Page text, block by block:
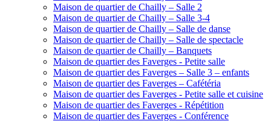
Maison de quartier de Chailly – Salle 2
Maison de quartier de Chailly – Salle 3-4
Maison de quartier de Chailly – Salle de danse
Maison de quartier de Chailly – Salle de spectacle
Maison de quartier de Chailly – Banquets
Maison de quartier des Faverges - Petite salle
Maison de quartier des Faverges – Salle 3 – enfants
Maison de quartier des Faverges – Cafétéria
Maison de quartier des Faverges - Petite salle et cuisine
Maison de quartier des Faverges - Répétition
Maison de quartier des Faverges - Conférence